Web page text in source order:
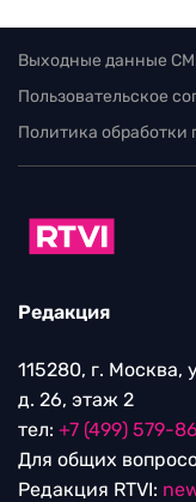
Выходные данные
Пользовательское
Политика
Редакция
115280, г. Москва,
д. 26, этаж 2
тел: +7 (499) 579-
Для общих
Редакция RTVI: